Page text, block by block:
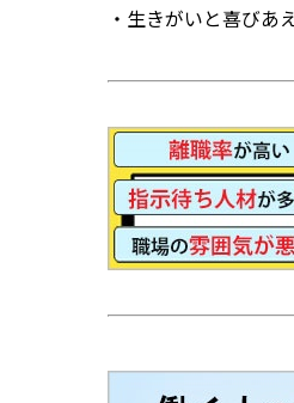
・生きがいと喜び